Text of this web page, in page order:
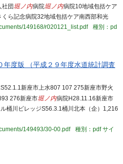
団堀ノ内病院堀ノ内病院10地域包括ケア
ら記念病院32地域包括ケア南西部和光
149168/r020121_list.pdf
種別：pd
年度版 （平成２９年度水道統計調査
新座市上水807 107 275新座市野火
276新座市堀ノ内病院H28.11.16新座市
桶川ビレッジS56.3.1桶川北本（企）1,216
149493/30-00.pdf
種別：pdfサイ